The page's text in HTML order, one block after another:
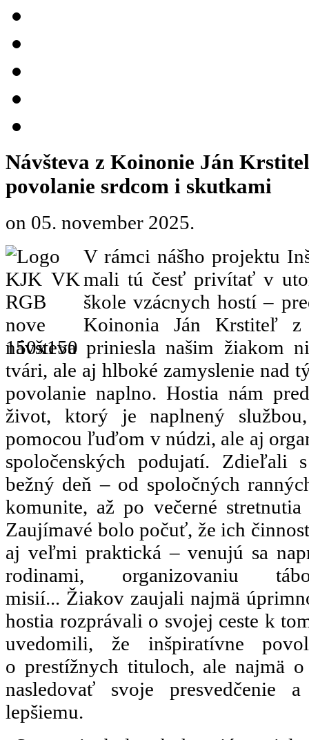
Návšteva z Koinonie Ján
povolanie srdcom i skutkami
on 05. november 2025.
V rámci nášho projektu
mali tú česť privítať v
škole vzácnych hostí –
Koinonia Ján Krstiteľ z
návšteva priniesla našim žiakom
tvári, ale aj hlboké zamyslenie nad
povolanie naplno. Hostia nám
život, ktorý je naplnený
pomocou ľuďom v núdzi, ale aj
spoločenských podujatí. Zdieľali
bežný deň – od spoločných
komunite, až po večerné
Zaujímavé bolo počuť, že ich
aj veľmi praktická – venujú sa
rodinami, organizovaniu
misií... Žiakov zaujali najmä
hostia rozprávali o svojej ceste k
uvedomili, že inšpiratívne
o prestížnych tituloch, ale najmä
nasledovať svoje
lepšiemu.